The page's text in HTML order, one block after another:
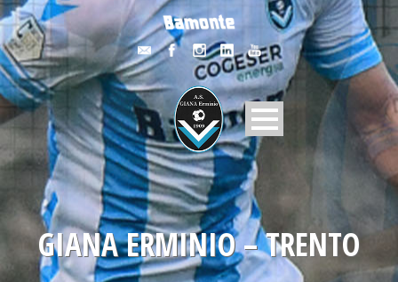
GIANA ERMINIO – TRENTO